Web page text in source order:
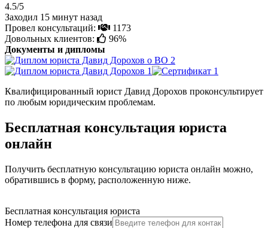
4.5/5
Заходил 15 минут назад
Провел консультаций:
1173
Довольных клиентов:
96%
Документы и дипломы
Квалифицированный юрист Давид Дорохов проконсультирует
по любым юридическим проблемам.
Бесплатная консультация юриста
онлайн
Получить бесплатную консультацию юриста онлайн можно,
обратившись в форму, расположенную ниже.
Бесплатная консультация юриста
Номер телефона для связи